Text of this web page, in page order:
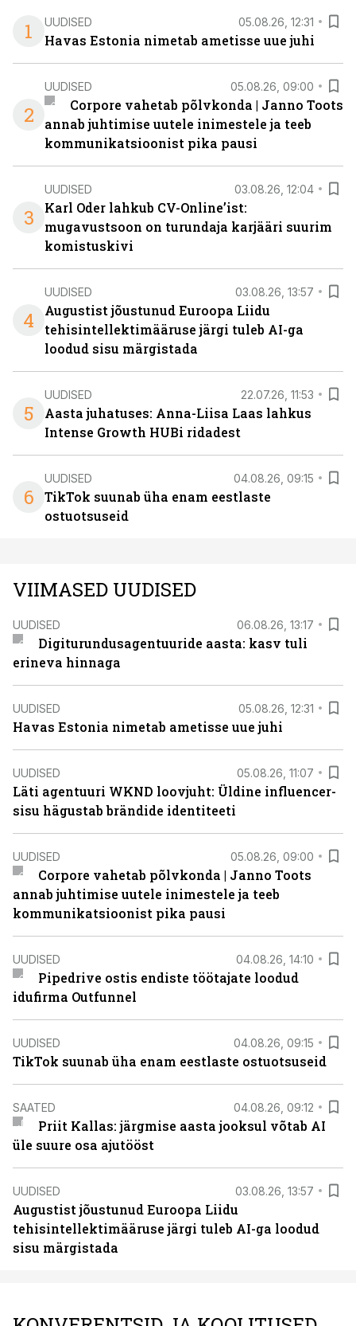
1
UUDISED 05.08.26, 12:31
Havas Estonia nimetab ametisse uue juhi
2
UUDISED 05.08.26, 09:00
Corpore vahetab põlvkonda | Janno Toots
annab juhtimise uutele inimestele ja teeb
kommunikatsioonist pika pausi
3
UUDISED 03.08.26, 12:04
Karl Oder lahkub CV-Online’ist:
mugavustsoon on turundaja karjääri suurim
komistuskivi
4
UUDISED 03.08.26, 13:57
Augustist jõustunud Euroopa Liidu
tehisintellektimääruse järgi tuleb AI-ga
loodud sisu märgistada
5
UUDISED 22.07.26, 11:53
Aasta juhatuses: Anna-Liisa Laas lahkus
Intense Growth HUBi ridadest
6
UUDISED 04.08.26, 09:15
TikTok suunab üha enam eestlaste
ostuotsuseid
VIIMASED UUDISED
UUDISED 06.08.26, 13:17
Digiturundusagentuuride aasta: kasv tuli
erineva hinnaga
UUDISED 05.08.26, 12:31
Havas Estonia nimetab ametisse uue juhi
UUDISED 05.08.26, 11:07
Läti agentuuri WKND loovjuht: Üldine influencer-
sisu hägustab brändide identiteeti
UUDISED 05.08.26, 09:00
Corpore vahetab põlvkonda | Janno Toots
annab juhtimise uutele inimestele ja teeb
kommunikatsioonist pika pausi
UUDISED 04.08.26, 14:10
Pipedrive ostis endiste töötajate loodud
idufirma Outfunnel
UUDISED 04.08.26, 09:15
TikTok suunab üha enam eestlaste ostuotsuseid
SAATED 04.08.26, 09:12
Priit Kallas: järgmise aasta jooksul võtab AI
üle suure osa ajutööst
UUDISED 03.08.26, 13:57
Augustist jõustunud Euroopa Liidu
tehisintellektimääruse järgi tuleb AI-ga loodud
sisu märgistada